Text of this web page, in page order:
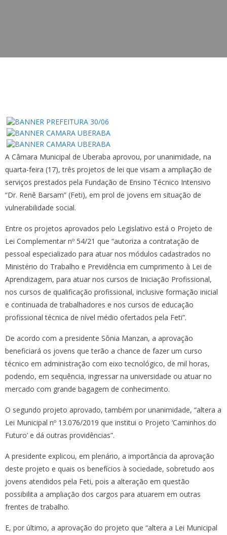
A Câmara Municipal de Uberaba aprovou, por unanimidade, na
quarta-feira (17), três projetos de lei que visam a ampliação de
serviços prestados pela Fundação de Ensino Técnico Intensivo
“Dr. Renê Barsam” (Feti), em prol de jovens em situação de
vulnerabilidade social.
Entre os projetos aprovados pelo Legislativo está o Projeto de
Lei Complementar nº 54/21 que “autoriza a contratação de
pessoal especializado para atuar nos módulos cadastrados no
Ministério do Trabalho e Previdência em cumprimento à Lei de
Aprendizagem, para atuar nos cursos de Iniciação Profissional,
nos cursos de qualificação profissional, inclusive formação inicial
e continuada de trabalhadores e nos cursos de educação
profissional técnica de nível médio ofertados pela Feti”.
De acordo com a presidente Sônia Manzan, a aprovação
beneficiará os jovens que terão a chance de fazer um curso
técnico em administração com eixo tecnológico, de mil horas,
podendo, em sequência, ingressar na universidade ou atuar no
mercado com grande bagagem de conhecimento.
O segundo projeto aprovado, também por unanimidade, “altera a
Lei Municipal nº 13.076/2019 que institui o Projeto ‘Caminhos do
Futuro’ e dá outras providências”.
A presidente explicou, em plenário, a importância da aprovação
deste projeto e quais os benefícios à sociedade, sobretudo aos
jovens atendidos pela Feti, pois a alteração em questão
possibilita a ampliação dos cargos para atuarem em outras
frentes de trabalho.
E, por último, a aprovação do projeto que “altera a Lei Municipal